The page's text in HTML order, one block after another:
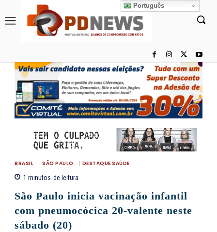
BRASIL SÃO PAULO DESTAQUE SAÚDE
1 minutos de leitura
São Paulo inicia vacinação infantil
com pneumocócica 20-valente neste
sábado (20)
Português